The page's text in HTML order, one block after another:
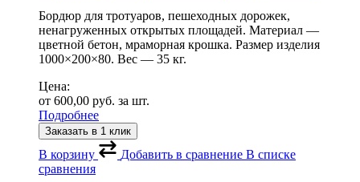
Бордюр для тротуаров, пешеходных дорожек,
ненагруженных открытых площадей. Материал —
цветной бетон, мраморная крошка. Размер изделия
1000×200×80. Вес — 35 кг.
Цена:
от 600,00 руб. за шт.
Подробнее
Заказать в 1 клик
В корзину Добавить в сравнение В списке
сравнения